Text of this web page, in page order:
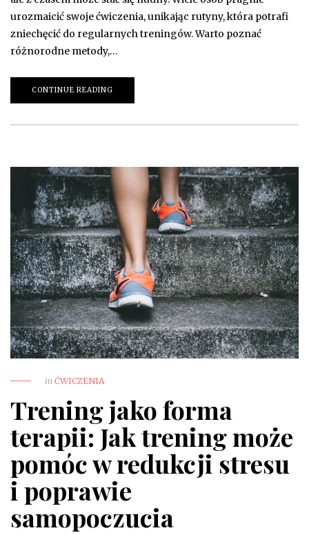
urozmaicić swoje ćwiczenia, unikając rutyny, która potrafi
zniechęcić do regularnych treningów. Warto poznać
różnorodne metody,…
CONTINUE READING
in ĆWICZENIA
Trening jako forma
terapii: Jak trening może
pomóc w redukcji stresu
i poprawie
samopoczucia